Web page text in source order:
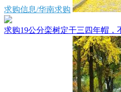
求购信息/华南求购
求购19公分栾树定干三四年帽，